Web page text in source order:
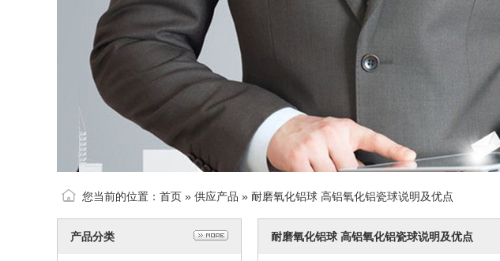
您当前的位置： 首页 » 供应产品 » 耐磨氧化铝球 高铝氧化铝瓷球说明及优点
产品分类 耐磨氧化铝球 高铝氧化铝瓷球说明及优点